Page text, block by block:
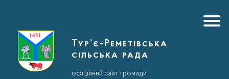
Тур’є-Реметівська
сільська рада
офіційний сайт громади